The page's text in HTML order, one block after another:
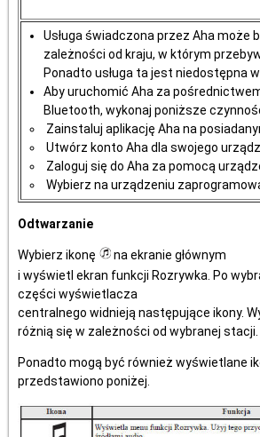
Usługa świadczona przez Aha może
zależności od kraju, w którym
Ponadto usługa ta jest niedostępna
Aby uruchomić Aha za
Bluetooth, wykonaj poniższe
Zainstaluj aplikację Aha na
Utwórz konto Aha dla swojego
Zaloguj się do Aha za pomocą
Wybierz na urządzeniu
Odtwarzanie
Wybierz ikonę
na ekranie głównym
i wyświetl ekran funkcji Rozrywka. Po
części wyświetlacza
centralnego widnieją następujące ikony.
różnią się w zależności od wybranej stacji.
Ponadto mogą być również wyświetlane
przedstawiono poniżej.